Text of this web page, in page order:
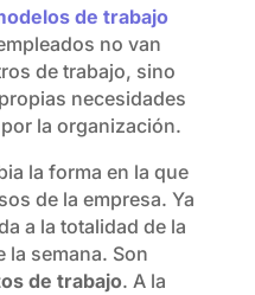
de trabajo
no van
de trabajo, sino
necesidades
la organización.
la forma en la que
de la empresa. Ya
a la totalidad de la
la semana. Son
de trabajo. A la